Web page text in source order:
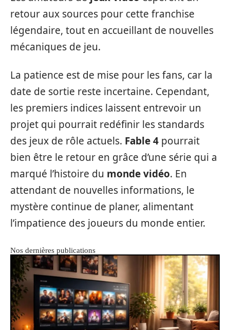
retour aux sources pour cette franchise
légendaire, tout en accueillant de nouvelles
mécaniques de jeu.
La patience est de mise pour les fans, car la
date de sortie reste incertaine. Cependant,
les premiers indices laissent entrevoir un
projet qui pourrait redéfinir les standards
des jeux de rôle actuels. Fable 4 pourrait
bien être le retour en grâce d’une série qui a
marqué l’histoire du monde vidéo. En
attendant de nouvelles informations, le
mystère continue de planer, alimentant
l’impatience des joueurs du monde entier.
Nos dernières publications